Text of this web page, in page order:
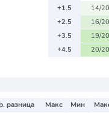
+1.5
14/20
+2.5
16/20
+3.5
19/20
+4.5
20/20
разница Макс Мин